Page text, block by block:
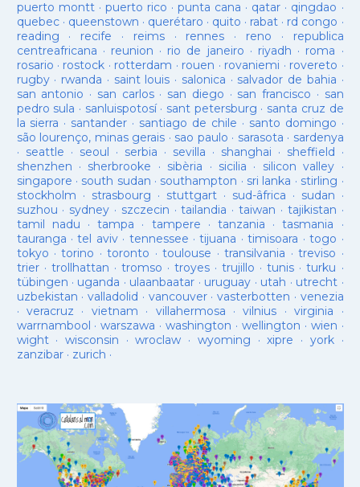
puerto montt· puerto rico ·punta cana · qatar · qingdao ·
quebec· queenstown · querétaro · quito · rabat · rd congo ·
reading · recife · reims· rennes · reno · republica
centreafricana · reunion · rio de janeiro · riyadh · roma ·
rosario · rostock · rotterdam · rouen · rovaniemi · rovereto ·
rugby· rwanda · saint louis · salonica · salvador de bahia ·
san antonio · san carlos· san diego · san francisco · san
pedro sula · sanluispotosí· sant petersburg · santa cruz de
la sierra · santander · santiago de chile · santo domingo ·
são lourenço, minas gerais · sao paulo · sarasota · sardenya
· seattle · seoul · serbia · sevilla · shanghai · sheffield ·
shenzhen · sherbrooke · sibèria · sicilia · silicon valley ·
singapore · south sudan · southampton · sri lanka · stirling ·
stockholm · strasbourg · stuttgart· sud-âfrica · sudan ·
suzhou · sydney · szczecin ·tailandia ·taiwan · tajikistan ·
tamil nadu ·tampa · tampere · tanzania ·tasmania ·
tauranga ·tel aviv· tennessee ·tijuana ·timisoara ·togo ·
tokyo ·torino ·toronto ·toulouse ·transilvania ·treviso ·
trier· trollhattan · tromso · troyes·trujillo ·tunis ·turku ·
tübingen · uganda · ulaanbaatar · uruguay · utah · utrecht ·
uzbekistan · valladolid · vancouver· vasterbotten · venezia
· veracruz · vietnam · villahermosa ·vilnius ·virginia ·
warrnambool ·warszawa ·washington · wellington · wien ·
wight· wisconsin ·wroclaw · wyoming ·xipre · york·
zanzibar· zurich ·